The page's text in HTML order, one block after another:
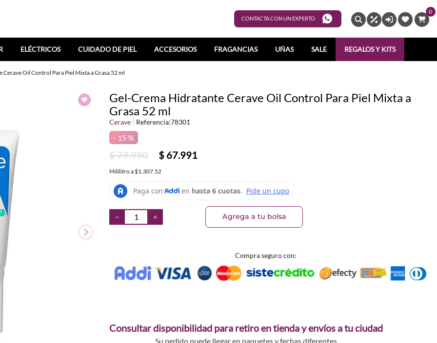
CONTACTA CON UN EXPERTO
0
ELÉCTRICOS CUIDADO DE PIEL ACCESORIOS FRAGANCIAS UÑAS SALE REGALOS Y KITS
Oil Control Para Piel Mixta a Grasa 52 ml
Gel-Crema Hidratante Cerave Oil Control Para Piel Mixta a
Grasa 52 ml
Cerave Referencia:78301
15 %
$79.990 $ 67.991
Mililitroa $1,307.52
＋
－ Agrega a tu bolsa
Compra seguro con:
Consultar disponibilidad para retiro en tienda y envíos a tu ciudad
Su pedido puede llegar en paquetes y fechas diferentes